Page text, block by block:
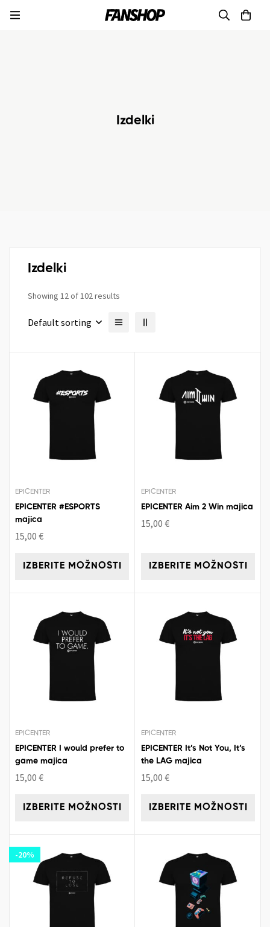
Izdelki
Izdelki
Showing 12 of 102 results
Default sorting
EPICENTER
EPICENTER #ESPORTS
majica
15,00 €
IZBERITE MOŽNOSTI
EPICENTER
EPICENTER Aim 2 Win majica
15,00 €
IZBERITE MOŽNOSTI
EPICENTER
EPICENTER I would prefer to
game majica
15,00 €
IZBERITE MOŽNOSTI
EPICENTER
EPICENTER It’s Not You, It’s
the LAG majica
15,00 €
IZBERITE MOŽNOSTI
-20%